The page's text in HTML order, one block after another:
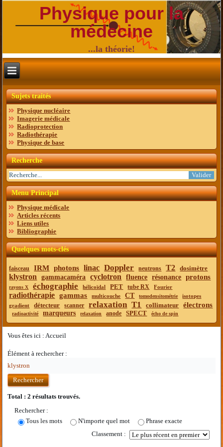
Physique pour la
médecine
...la théorie!
Sujets traités
Physique nucléaire
Imagerie médicale
Radioprotection
Radiothérapie
Physique de base
Recherche
Menu Principal
Physique médicale
Articles récents
Liens utiles
Bibliographie
Quelques mots-clés
faisceau IRM photons linac Doppler neutrons T2 dosimètre
klystron gammacaméra cyclotron fluence résonance protons
rayons X échographie hélicoïdal PET tube RX Fourier
radiothérapie gammas multicouche CT tomodensitométrie
isotopes
gradient
détecteur scanner relaxation T1 collimateur électrons
radioactivité marqueurs relaxation anode SPECT écho de spin
Vous êtes ici :Accueil
Élément à rechercher :
Rechercher
Total :2 résultats trouvés.
Rechercher :
Tous les mots
N'importe quel mot
Phrase exacte
Classement :